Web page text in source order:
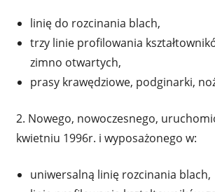
linię do rozcinania blach,
trzy linie profilowania
zimno otwartych,
prasy krawędziowe, podginarki,
2. Nowego, nowoczesnego,
kwietniu 1996r. i wyposażonego w:
uniwersalną linię rozcinania blach,